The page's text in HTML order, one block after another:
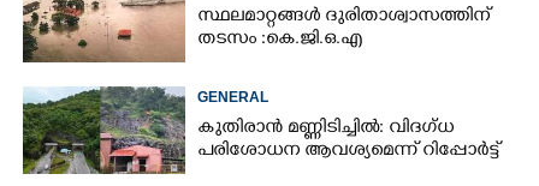
സ്ഥലമാറ്റങ്ങൾ ദുരിതാശ്വാസത്തിന്
തടസം :കെ.ജി.ഒ.എ
GENERAL
കുതിരാൻ മണ്ണിടിച്ചിൽ: വിദഗ്ധ
പരിശോധന ആവശ്യമെന്ന് റിപ്പോർട്ട്